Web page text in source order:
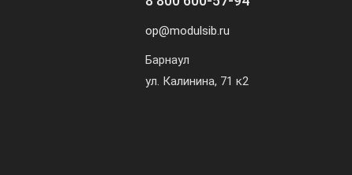
op@modulsib.ru
Барнаул
ул. Калинина, 71 к2